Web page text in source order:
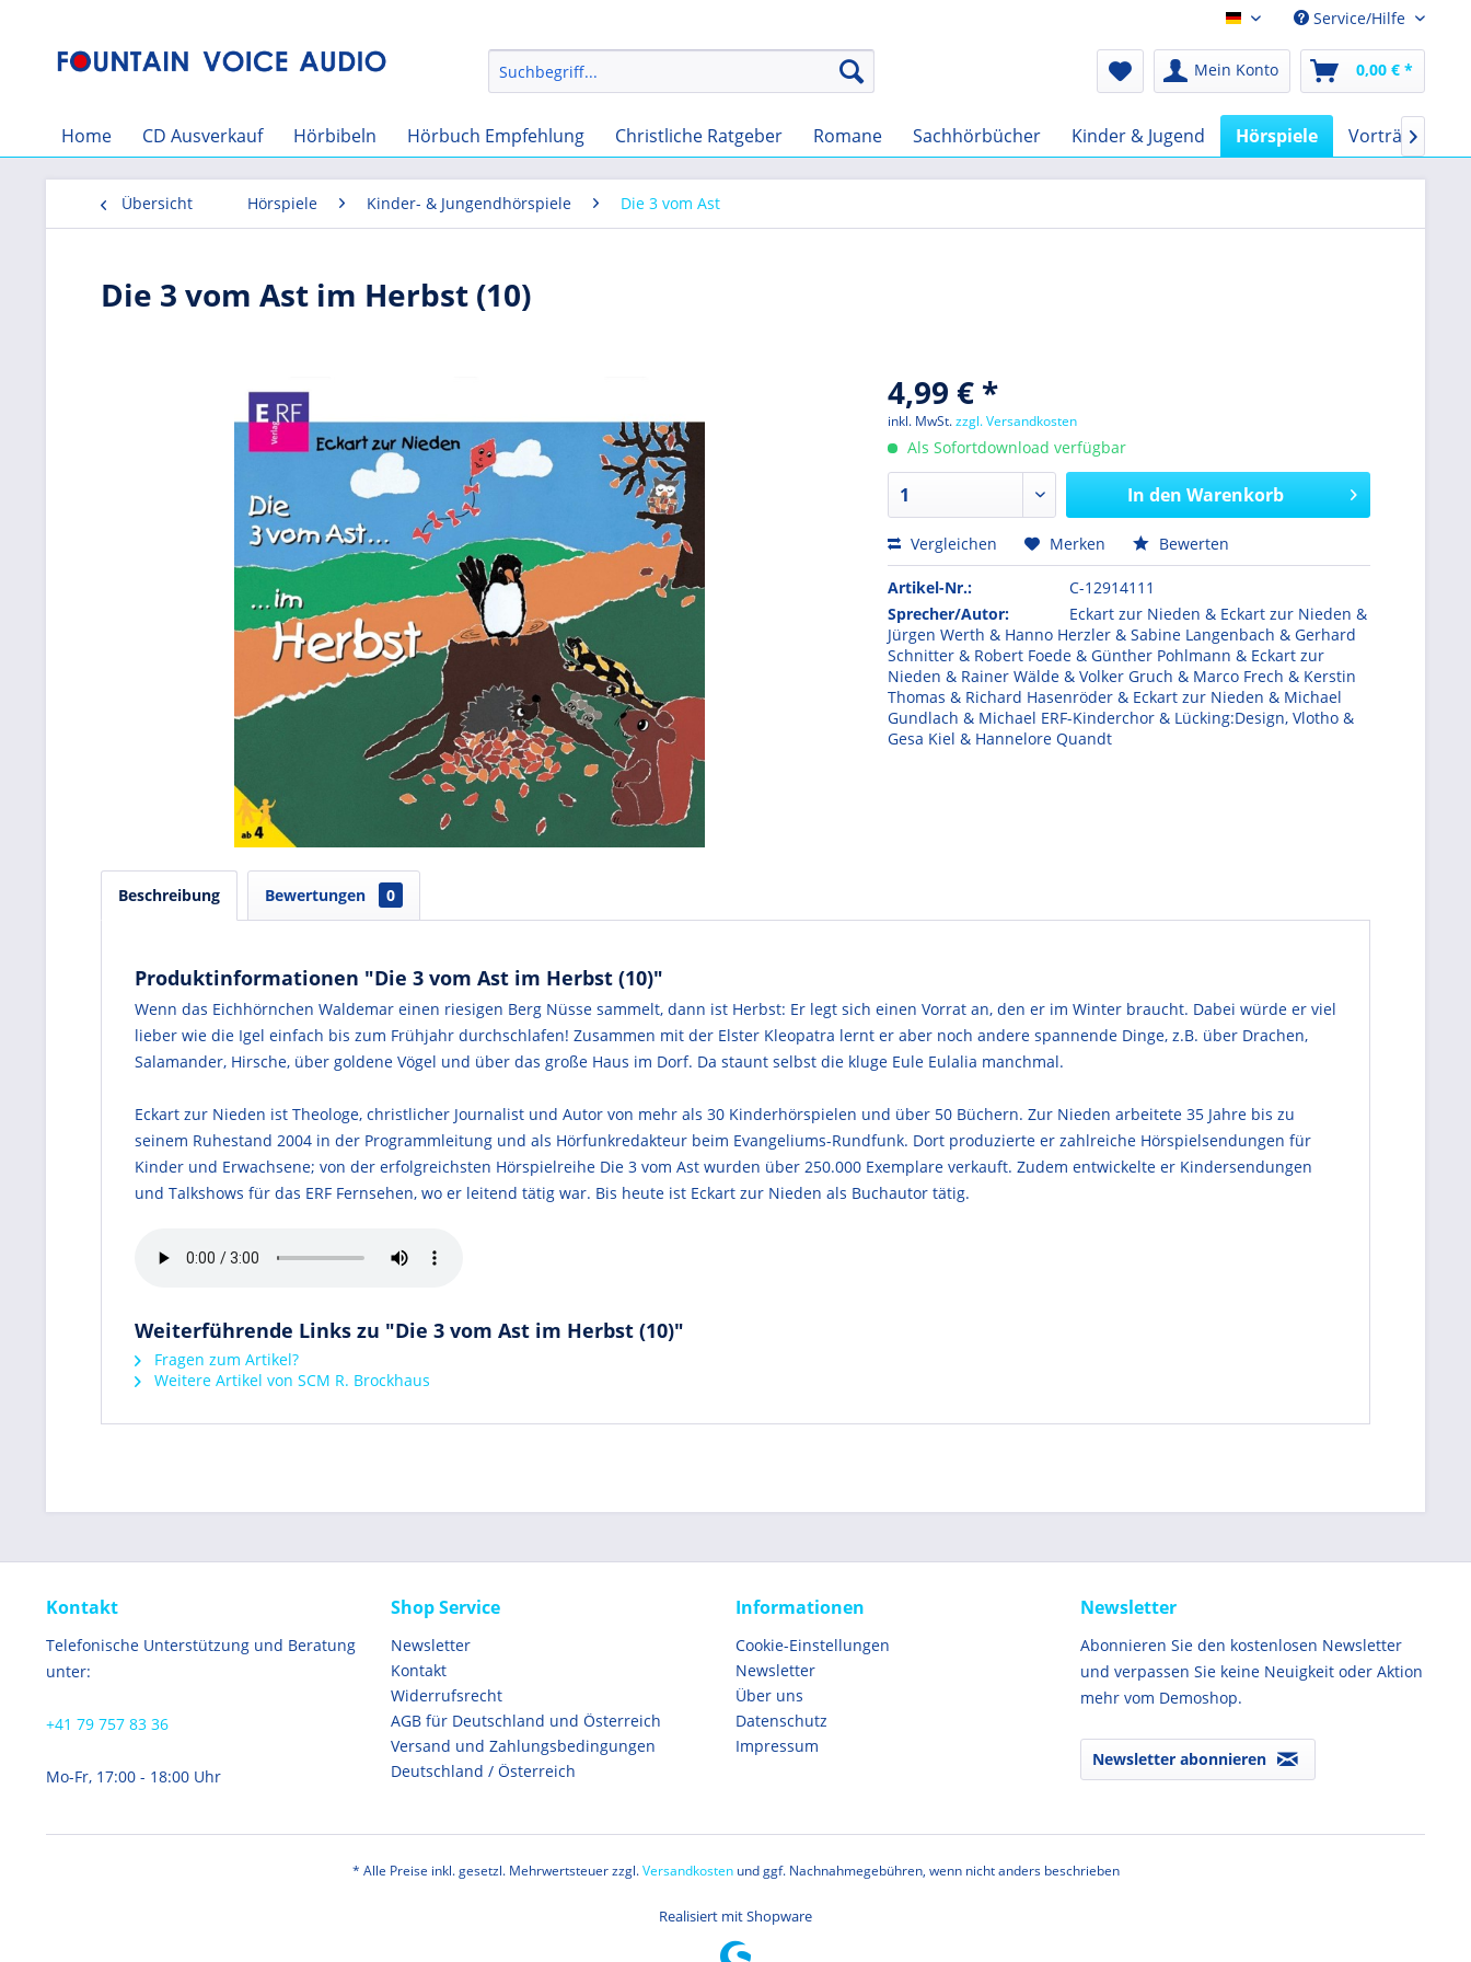
Audio-Book EURService/Hilfe
Mein Konto 0,00 € *
Home CD Ausverkauf Hörbibeln Hörbuch Empfehlung Christliche Ratgeber Romane Sachhörbücher Kinder & Jugend Hörspiele Vorträge

Übersicht Hörspiele Kinder- & Jungendhörspiele Die 3 vom Ast
Die 3 vom Ast im Herbst (10)
4,99 € *
inkl. MwSt.zzgl. Versandkosten
Als Sofortdownload verfügbar
In den Warenkorb
Vergleichen Merken Bewerten
Artikel-Nr.:
C-12914111
Sprecher/Autor:
Eckart zur Nieden & Eckart zur Nieden &
Jürgen Werth & Hanno Herzler & Sabine Langenbach & Gerhard
Schnitter & Robert Foede & Günther Pohlmann & Eckart zur
Nieden & Rainer Wälde & Volker Gruch & Marco Frech & Kerstin
Thomas & Richard Hasenröder & Eckart zur Nieden & Michael
Gundlach & Michael ERF-Kinderchor & Lücking:Design, Vlotho &
Gesa Kiel & Hannelore Quandt
Beschreibung Bewertungen 0
Produktinformationen "Die 3 vom Ast im Herbst (10)"
Wenn das Eichhörnchen Waldemar einen riesigen Berg Nüsse sammelt, dann ist Herbst: Er legt sich einen Vorrat an, den er im Winter braucht. Dabei würde er viel
lieber wie die Igel einfach bis zum Frühjahr durchschlafen! Zusammen mit der Elster Kleopatra lernt er aber noch andere spannende Dinge, z.B. über Drachen,
Salamander, Hirsche, über goldene Vögel und über das große Haus im Dorf. Da staunt selbst die kluge Eule Eulalia manchmal.
Eckart zur Nieden ist Theologe, christlicher Journalist und Autor von mehr als 30 Kinderhörspielen und über 50 Büchern. Zur Nieden arbeitete 35 Jahre bis zu
seinem Ruhestand 2004 in der Programmleitung und als Hörfunkredakteur beim Evangeliums-Rundfunk. Dort produzierte er zahlreiche Hörspielsendungen für
Kinder und Erwachsene; von der erfolgreichsten Hörspielreihe Die 3 vom Ast wurden über 250.000 Exemplare verkauft. Zudem entwickelte er Kindersendungen
und Talkshows für das ERF Fernsehen, wo er leitend tätig war. Bis heute ist Eckart zur Nieden als Buchautor tätig.
Weiterführende Links zu "Die 3 vom Ast im Herbst (10)"
Fragen zum Artikel?
Weitere Artikel von SCM R. Brockhaus
Kontakt
Telefonische Unterstützung und Beratung
unter:
+41 79 757 83 36
Mo-Fr, 17:00 - 18:00 Uhr
Shop Service
Newsletter
Kontakt
Widerrufsrecht
AGB für Deutschland und Österreich
Versand und Zahlungsbedingungen
Deutschland / Österreich
Informationen
Cookie-Einstellungen
Newsletter
Über uns
Datenschutz
Impressum
Newsletter
Abonnieren Sie den kostenlosen Newsletter
und verpassen Sie keine Neuigkeit oder Aktion
mehr vom Demoshop.
Newsletter abonnieren
* Alle Preise inkl. gesetzl. Mehrwertsteuer zzgl.Versandkostenund ggf. Nachnahmegebühren, wenn nicht anders beschrieben
Realisiert mit Shopware